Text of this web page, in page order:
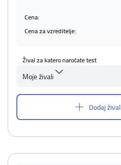
Cena:
Cena za vzreditelje:
Žival za katero naročate test
Moje živali
Dodaj žival